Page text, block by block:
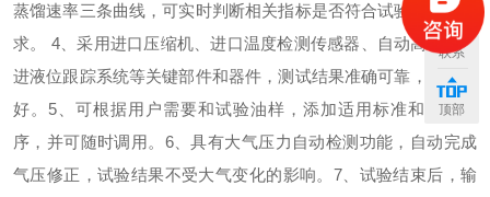
蒸馏速率三条曲线，可实时判断相关指标是否符合试验标准的要
求。 4、采用进口压缩机、进口温度检测传感器、自动高细分步
进液位跟踪系统等关键部件和器件，测试结果准确可靠，重复性
好。 5、可根据用户需要和试验油样，添加适用标准和蒸馏程
序，并可随时调用。 6、具有大气压力自动检测功能，自动完成
气压修正，试验结果不受大气变化的影响。 7、试验结束后，输
联系
顶部